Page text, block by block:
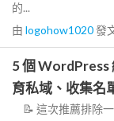
的...
由 logohow1020發
5 個 WordPress
育私域、收集名
📝 這次推薦排除